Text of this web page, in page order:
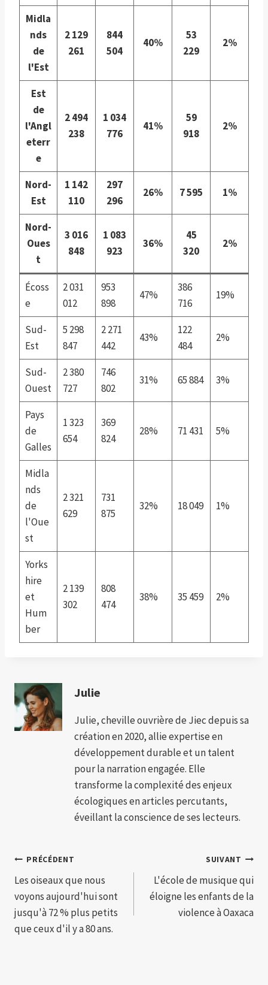
Midla
nds
de
l'Est
2 129
261
844
504
40%
53
229
2%
Est
de
l'Angl
eterr
e
2 494
238
1 034
776
41%
59
918
2%
Nord-
Est
1 142
110
297
296
26% 7 595 1%
Nord-
Oues
t
3 016
848
1 083
923
36%
45
320
2%
Écoss
e
2 031
012
953
898
47%
386
716
19%
Sud-
Est
5 298
847
2 271
442
43%
122
484
2%
Sud-
Ouest
2 380
727
746
802
31% 65 884 3%
Pays
de
Galles
1 323
654
369
824
28% 71 431 5%
Midla
nds
de
l'Oue
st
2 321
629
731
875
32% 18 049 1%
Yorks
hire
et
Hum
ber
2 139
302
808
474
38% 35 459 2%
Julie
Julie, cheville ouvrière de Jiec depuis sa
création en 2020, allie expertise en
développement durable et un talent
pour la narration engagée. Elle
transforme la complexité des enjeux
écologiques en articles percutants,
éveillant la conscience de ses lecteurs.
Navigation
de
l’article
PRÉCÉDENT
Les oiseaux que nous
voyons aujourd'hui sont
jusqu'à 72 % plus petits
que ceux d'il y a 80 ans.
SUIVANT
L'école de musique qui
éloigne les enfants de la
violence à Oaxaca